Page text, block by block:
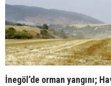
İnegöl’de orman yangını;